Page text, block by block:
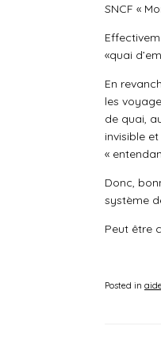
SNCF «
«quai
En
les
de quai,
invisible
«
Donc,
système
Peut être
Posted in